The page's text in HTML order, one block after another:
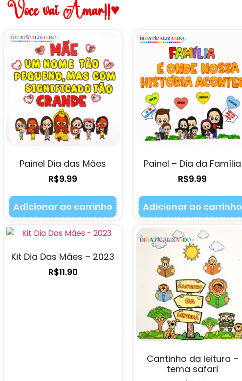
Você vai Amar!!♥
Painel Dia das Mães
R$9.99
Adicionar ao carrinho
Painel – Dia da Família
R$9.99
Adicionar ao carrinho
Kit Dia Das Mães – 2023
R$11.90
Cantinho da leitura –
tema safari